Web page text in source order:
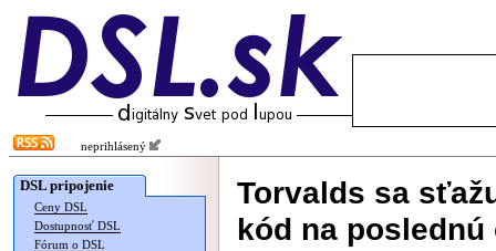
neprihlásený
DSL pripojenie
Ceny DSL
Dostupnosť DSL
Fórum o DSL
Torvalds sa
kód na